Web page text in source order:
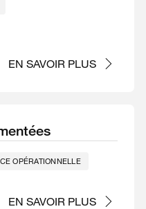
EN SAVOIR PLUS
OPÉRATIONNELLE
EN SAVOIR PLUS